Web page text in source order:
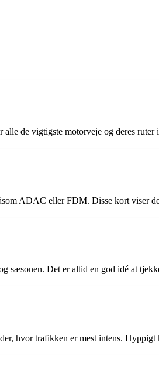
de vigtigste motorveje og deres ruter
ADAC eller FDM. Disse kort viser
sæsonen. Det er altid en god idé at
hvor trafikken er mest intens.